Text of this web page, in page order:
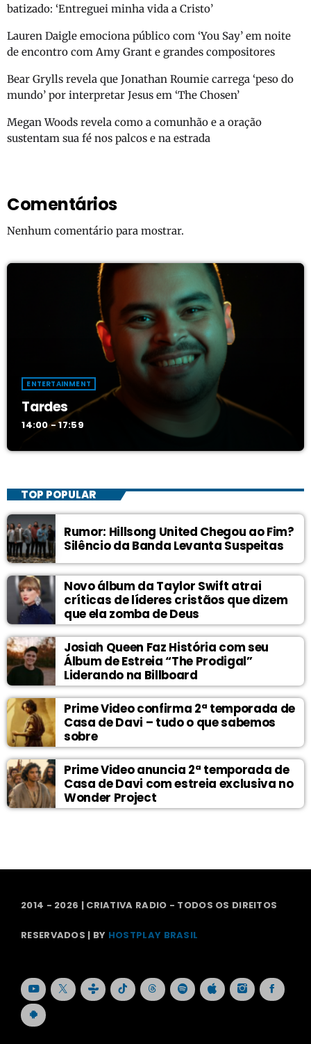
batizado: ‘Entreguei minha vida a Cristo’
Lauren Daigle emociona público com ‘You Say’ em noite
de encontro com Amy Grant e grandes compositores
Bear Grylls revela que Jonathan Roumie carrega ‘peso do
mundo’ por interpretar Jesus em ‘The Chosen’
Megan Woods revela como a comunhão e a oração
sustentam sua fé nos palcos e na estrada
Comentários
Nenhum comentário para mostrar.
ENTERTAINMENT
Tardes
14:00 - 17:59
TOP POPULAR
Rumor: Hillsong United Chegou ao Fim?
Silêncio da Banda Levanta Suspeitas
Novo álbum da Taylor Swift atrai
críticas de líderes cristãos que dizem
que ela zomba de Deus
Josiah Queen Faz História com seu
Álbum de Estreia “The Prodigal”
Liderando na Billboard
Prime Video confirma 2ª temporada de
Casa de Davi – tudo o que sabemos
sobre
Prime Video anuncia 2ª temporada de
Casa de Davi com estreia exclusiva no
Wonder Project
2014 - 2026 | CRIATIVA RADIO - TODOS OS DIREITOS
RESERVADOS | BY HOSTPLAY BRASIL